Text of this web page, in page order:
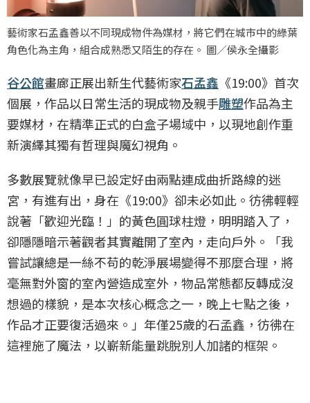
藝術家石孟鑫善以不同現成物件為媒材，將它們在城市中的綠葉
角色化為主角，組合成熟悉又陌生的存在。 圖／侯永全攝影
谷公館畫廊正展出新生代藝術家石孟鑫 《19:00》首次
個展，作品以日常生活的現成物及親手雕塑作品為主
要媒材，在精準正式的白盒子場域中，以現地創作重
新演繹其獨有哲理與魔幻視角。
多數展覽就像早已設定好由兩點連成曲折路線的迷
宮，有進有出，身在《19:00》卻未必如此。彷彿輕輕
說著「歡迎光臨！」的黃色圓球柱燈，明明踏入了，
卻隱隱暗示著觀者其實離開了室內，走向戶外。「我
嘗試讓總是一絲不苟的乾淨展場變得不那麼合理，將
毫無對外窗的室內營造成室外，物品常態都反轉成沒
想過的樣貌，是本次核心概念之一，晚上七點之後，
作品才正要復活過來。」年僅25歲的石孟鑫，彷彿在
這裡施了魔法，以嶄新能量跳脫別人加諸的框架。